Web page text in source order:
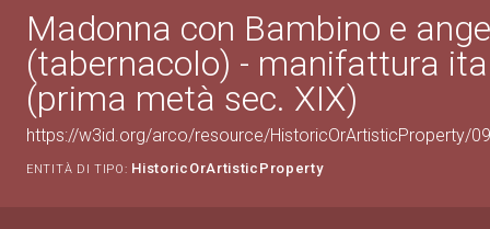
Madonna con Bambino e
(tabernacolo) - manifattura
(prima metà sec. XIX)
https://w3id.org/arco/resource/HistoricOrArtisticProperty/
ENTITÀ DI TIPO: HistoricOrArtisticProperty